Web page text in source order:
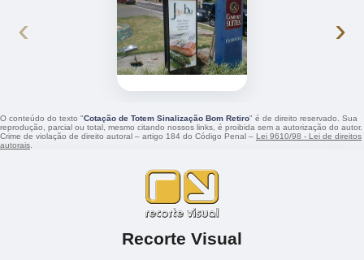
‹ ›
O conteúdo do texto "Cotação de Totem Sinalização Bom Retiro" é de direito reservado. Sua
reprodução, parcial ou total, mesmo citando nossos links, é proibida sem a autorização do autor.
Crime de violação de direito autoral – artigo 184 do Código Penal – Lei 9610/98 - Lei de direitos
autorais
Recorte Visual